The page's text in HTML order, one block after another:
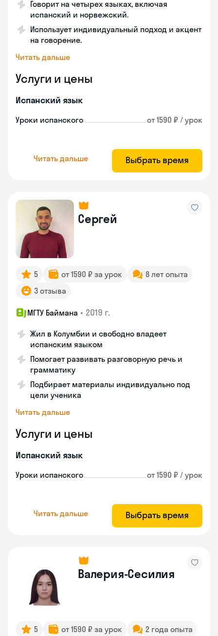
Говорит на четырех языках, включая
испанский и норвежский.
Использует индивидуальный подход и акцент
на говорение.
Читать дальше
Услуги и цены
Испанский язык
Уроки испанского от 1590 ₽ / урок
Читать дальше Выбрать время
Сергей
5 от 1590 ₽ за урок
8 лет опыта
3 отзыва
МГТУ Баймана • 2019 г.
Жил в Колумбии и свободно владеет
испанским языком
Помогает развивать разговорную речь и
грамматику
Подбирает материалы индивидуально под
цели ученика
Читать дальше
Услуги и цены
Испанский язык
Уроки испанского от 1590 ₽ / урок
Читать дальше Выбрать время
Валерия-Сесилия
5 от 1590 ₽ за урок 2 года опыта